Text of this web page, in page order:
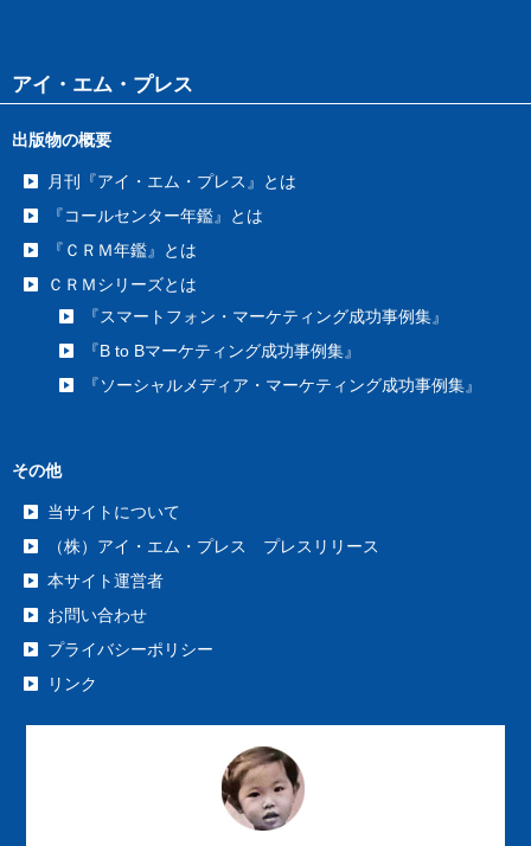
アイ・エム・プレス
出版物の概要
月刊『アイ・エム・プレス』とは
『コールセンター年鑑』とは
『ＣＲＭ年鑑』とは
ＣＲＭシリーズとは
『スマートフォン・マーケティング成功事例集』
『B to Bマーケティング成功事例集』
『ソーシャルメディア・マーケティング成功事例集』
その他
当サイトについて
（株）アイ・エム・プレス プレスリリース
本サイト運営者
お問い合わせ
プライバシーポリシー
リンク